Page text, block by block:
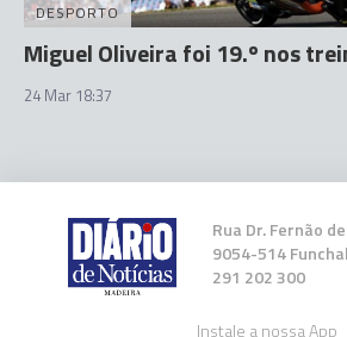
DESPORTO
Miguel Oliveira foi 19.º nos
24 Mar 18:37
Rua Dr. Fernão
9054-514
291 202 300
Instale a nossa App